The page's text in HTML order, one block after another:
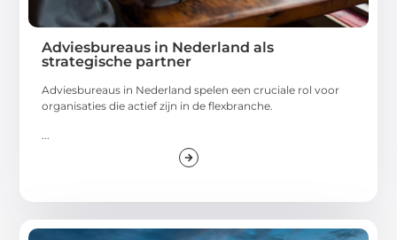
Adviesbureaus in Nederland als
strategische partner
Adviesbureaus in Nederland spelen een cruciale rol voor
organisaties die actief zijn in de flexbranche.